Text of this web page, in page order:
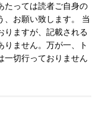
たっては読者ご自身の
、お願い致します。 当
りますが、記載される
りません。万が一、ト
一切行っておりません